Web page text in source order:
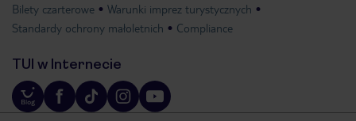
Bilety czarterowe
Warunki imprez turystycznych
Standardy ochrony małoletnich
Compliance
TUI w Internecie